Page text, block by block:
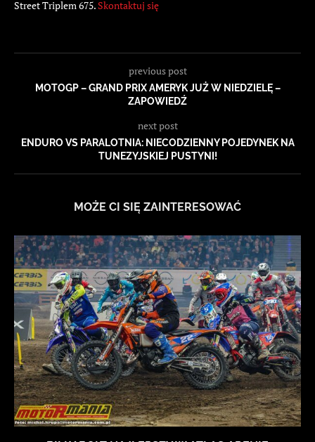
Street Triplem 675. Skontaktuj się
previous post
MOTOGP – GRAND PRIX AMERYK JUŻ W NIEDZIELĘ –
ZAPOWIEDŹ
next post
ENDURO VS PARALOTNIA: NIECODZIENNY POJEDYNEK NA
TUNEZYJSKIEJ PUSTYNI!
MOŻE CI SIĘ ZAINTERESOWAĆ